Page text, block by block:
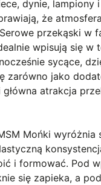
dynie, lampiony
że
przekąski w
wpisują się w
sycące,
zarówno jako
atrakcja
Mońki wyróżnia
i formować. Pod
się zapieka, a